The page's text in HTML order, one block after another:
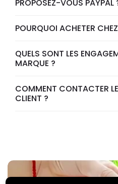
PROPOSEZ-VOUS PAYPAL
POURQUOI ACHETER
QUELS SONT LES
MARQUE ?
COMMENT CONTACTER
CLIENT ?